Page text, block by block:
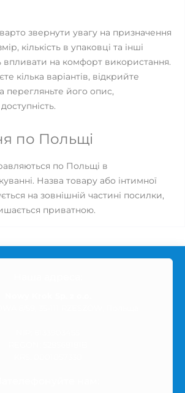
звернути увагу на призначення
кількість в упаковці та інші
впливати на комфорт використання.
кілька варіантів, відкрийте
перегляньте його опис,
по Польщі
по Польщі в
Назва товару або інтимної
на зовнішній частині посилки,
приватною.